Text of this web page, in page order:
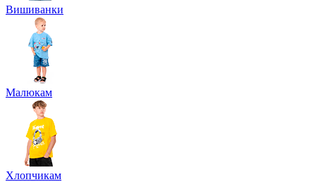
Вишиванки
Малюкам
Хлопчикам